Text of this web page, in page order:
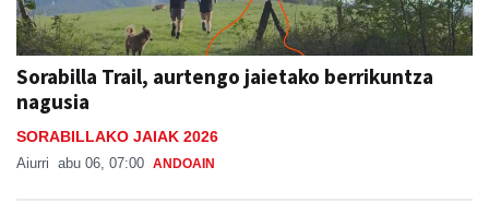
Sorabilla Trail, aurtengo jaietako berrikuntza
nagusia
SORABILLAKO JAIAK 2026
Aiurri abu 06, 07:00 ANDOAIN